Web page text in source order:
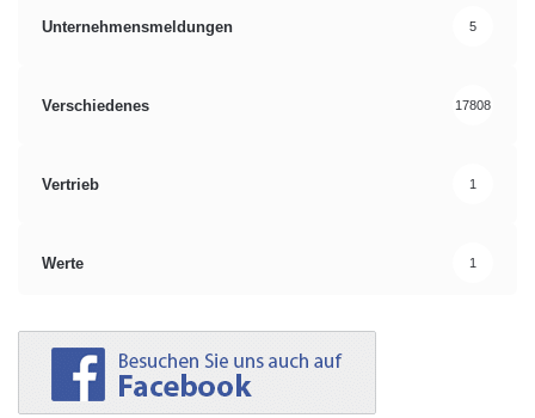
Unternehmensmeldungen 5
Verschiedenes 17808
Vertrieb 1
Werte 1